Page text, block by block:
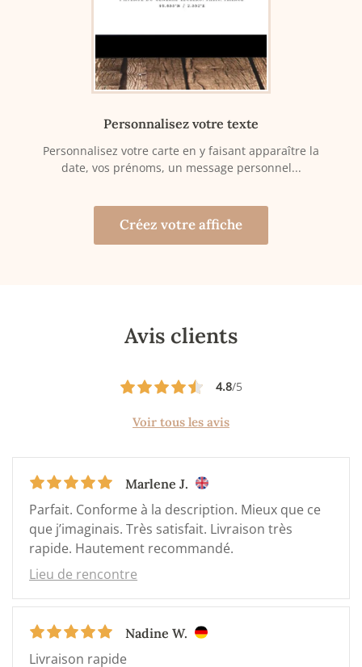
Personnalisez votre texte
Personnalisez votre carte en y faisant apparaître la
date, vos prénoms, un message personnel...
Créez votre affiche
Avis clients
4.8/5
Voir tous les avis
Marlene J.
Parfait. Conforme à la description. Mieux que ce
que j’imaginais. Très satisfait. Livraison très
rapide. Hautement recommandé.
Lieu de rencontre
Nadine W.
Livraison rapide